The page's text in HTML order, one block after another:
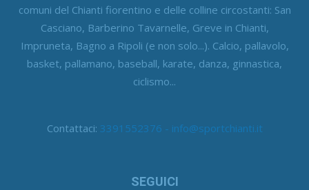
comuni del Chianti fiorentino e delle colline circostanti: San
Casciano, Barberino Tavarnelle, Greve in Chianti,
Impruneta, Bagno a Ripoli (e non solo...). Calcio, pallavolo,
basket, pallamano, baseball, karate, danza, ginnastica,
ciclismo...
Contattaci: 3391552376 - info@sportchianti.it
SEGUICI